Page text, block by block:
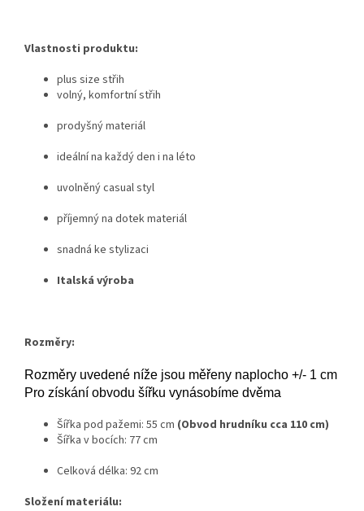
Vlastnosti produktu:
plus size střih
volný, komfortní střih
prodyšný materiál
ideální na každý den i na léto
uvolněný casual styl
příjemný na dotek materiál
snadná ke stylizaci
Italská výroba
Rozměry:
Rozměry uvedené níže jsou měřeny naplocho +/- 1 cm
Pro získání obvodu šířku vynásobíme dvěma
Šířka pod pažemi: 55 cm (Obvod hrudníku cca 110 cm)
Šířka v bocích: 77 cm
Celková délka: 92 cm
Složení materiálu: